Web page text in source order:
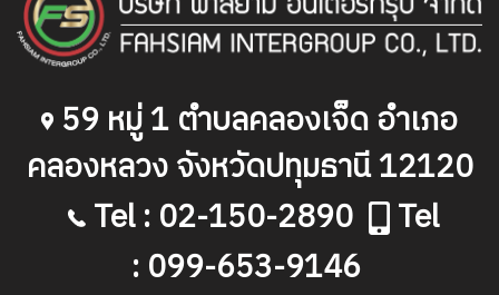
59หมู่1ตำบลคลองเจ็ด อำเภอ
คลองหลวง จังหวัดปทุมธานี12120
Tel : 02-150-2890 Tel
: 099-653-9146